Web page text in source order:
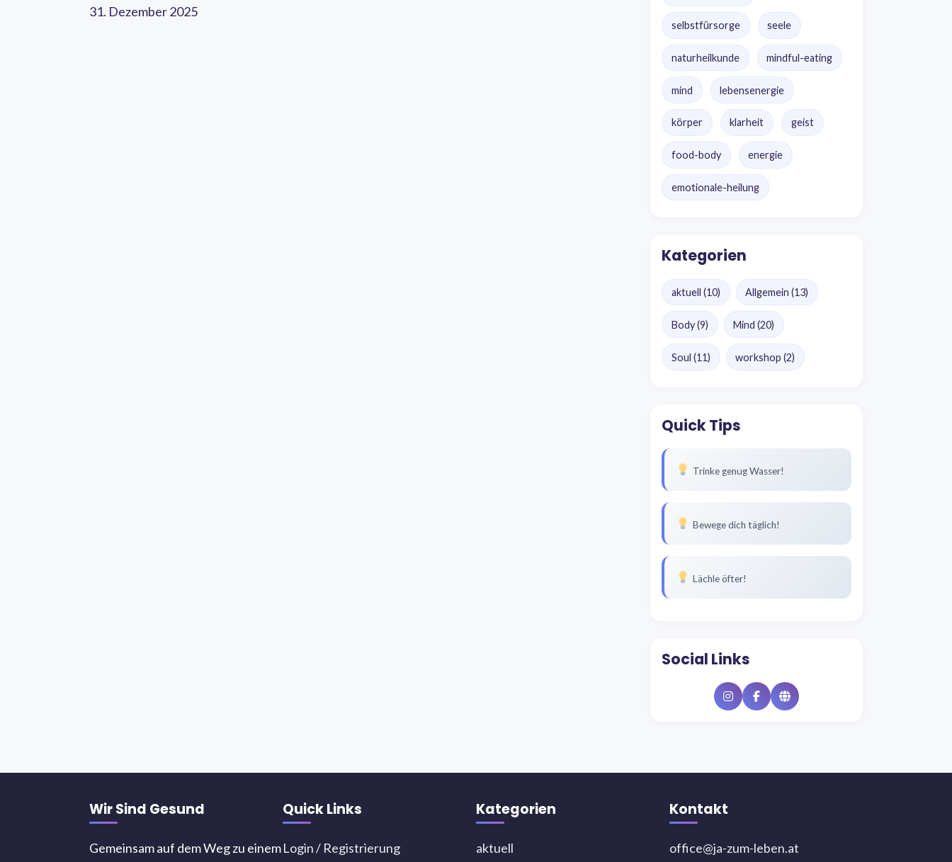
31. Dezember 2025
selbstfürsorge seele
naturheilkunde mindful-eating
mind lebensenergie
körper klarheit geist
food-body energie
emotionale-heilung
Kategorien
aktuell (10) Allgemein(13)
Body(9) Mind(20)
Soul (11) workshop(2)
Quick Tips
Trinke genug Wasser!
Bewege dich täglich!
Lächle öfter!
Social Links
InstagramFacebookWebsite
Wir Sind Gesund
Gemeinsam auf dem Weg zu einem
Quick Links
Login / Registrierung
Kategorien
aktuell
Kontakt
office@ja-zum-leben.at